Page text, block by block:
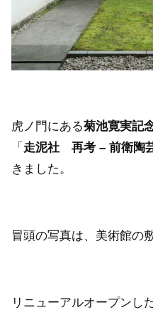
虎ノ門にある菊池寛実記
「 走泥社 再考 – 前衛陶
きました。
冒頭の写真は、美術館の
リニューアルオープンし